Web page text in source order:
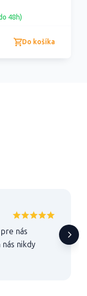
48h)
Do košíka
nás
nikdy